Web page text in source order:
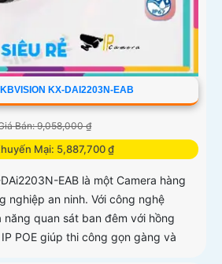
KX-DAI2203N-EAB
Bán: 9,058,000 ₫
Mại: 5,887,700 ₫
EAB là một Camera hàng
nghiệp an ninh. Với công nghệ
năng quan sát ban đêm với hồng
POE giúp thi công gọn gàng và